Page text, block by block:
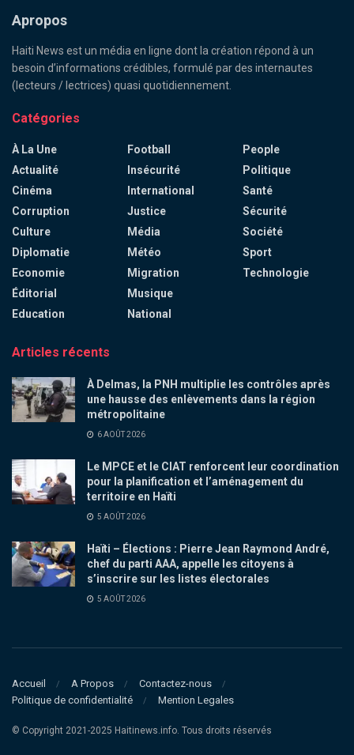
Apropos
Haiti News est un média en ligne dont la création répond à un
besoin d’informations crédibles, formulé par des internautes
(lecteurs / lectrices) quasi quotidiennement.
Catégories
À La Une
Actualité
Cinéma
Corruption
Culture
Diplomatie
Economie
Éditorial
Education
Football
Insécurité
International
Justice
Média
Météo
Migration
Musique
National
People
Politique
Santé
Sécurité
Société
Sport
Technologie
Articles récents
À Delmas, la PNH multiplie les contrôles après
une hausse des enlèvements dans la région
métropolitaine
6 AOÛT 2026
Le MPCE et le CIAT renforcent leur coordination
pour la planification et l’aménagement du
territoire en Haïti
5 AOÛT 2026
Haïti – Élections : Pierre Jean Raymond André,
chef du parti AAA, appelle les citoyens à
s’inscrire sur les listes électorales
5 AOÛT 2026
Accueil A Propos
Contactez-nous
Politique de confidentialité
Mention Legales
© Copyright 2021-2025 Haitinews.info. Tous droits réservés